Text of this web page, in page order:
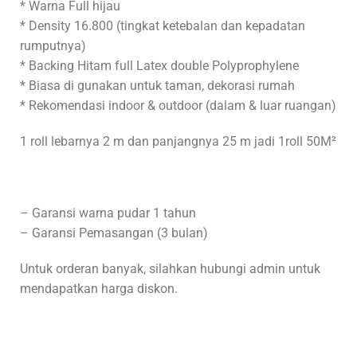
* Warna Full hijau
* Density 16.800 (tingkat ketebalan dan kepadatan
rumputnya)
* Backing Hitam full Latex double Polyprophylene
* Biasa di gunakan untuk taman, dekorasi rumah
* Rekomendasi indoor & outdoor (dalam & luar ruangan)
1 roll lebarnya 2 m dan panjangnya 25 m jadi 1roll 50M²
– Garansi warna pudar 1 tahun
– Garansi Pemasangan (3 bulan)
Untuk orderan banyak, silahkan hubungi admin untuk
mendapatkan harga diskon.